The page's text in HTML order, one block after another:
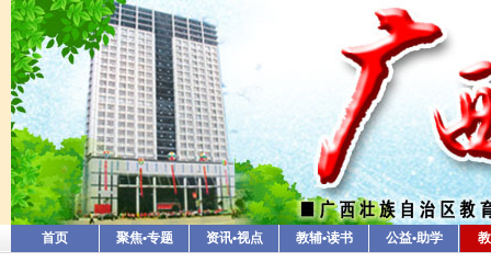
首页 聚焦•专题 资讯•视点 教辅•读书 公益•助学